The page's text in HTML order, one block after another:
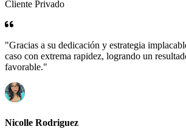
Cliente Privado
"Gracias a su dedicación y estrategia
caso con extrema rapidez, logrando un
favorable."
Nicolle Rodriguez